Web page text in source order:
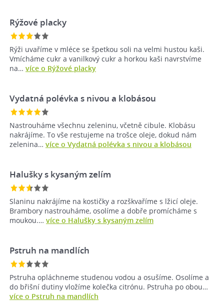
Rýžové placky
Rýži uvaříme v mléce se špetkou soli na velmi hustou kaši.
Vmícháme cukr a vanilkový cukr a horkou kaši navrstvíme
na… více o Rýžové placky
Vydatná polévka s nivou a klobásou
Nastrouháme všechnu zeleninu, včetně cibule. Klobásu
nakrájíme. To vše restujeme na trošce oleje, dokud nám
zelenina… více o Vydatná polévka s nivou a klobásou
Halušky s kysaným zelím
Slaninu nakrájíme na kostičky a rozškvaříme s lžicí oleje.
Brambory nastrouháme, osolíme a dobře promícháme s
moukou.… více o Halušky s kysaným zelím
Pstruh na mandlích
Pstruha opláchneme studenou vodou a osušíme. Osolíme a
do břišní dutiny vložíme kolečka citrónu. Pstruha po obou…
více o Pstruh na mandlích